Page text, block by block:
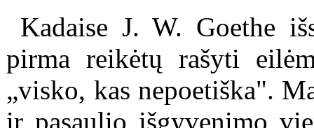
Kadaise J. W. Goethe
pirma reikėtų rašyti
„visko, kas nepoetiška".
ir pasaulio išgyvenimo